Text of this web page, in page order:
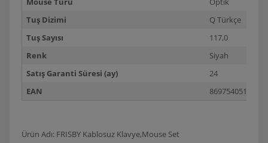
Tuş Dizimi
Q Türkçe
Tuş Sayısı
117,0
Renk
Siyah
Satış Garanti Süresi (ay)
24
EAN
8697540510131
Ürün Adı: FRISBY Kablosuz Klavye,Mouse Set